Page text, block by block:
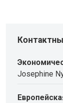
Josephine